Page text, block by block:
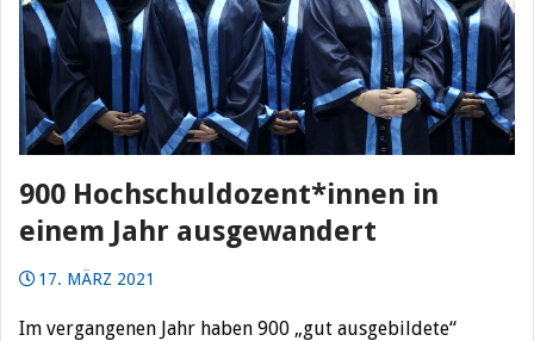
900 Hochschuldozent*innen in
einem Jahr ausgewandert
17. MÄRZ 2021
Im vergangenen Jahr haben 900 „gut ausgebildete“